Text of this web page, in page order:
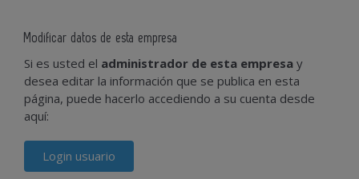
Modificar datos de esta empresa
Si es usted el administrador de esta empresa y
desea editar la información que se publica en esta
página, puede hacerlo accediendo a su cuenta desde
aquí:
Login usuario